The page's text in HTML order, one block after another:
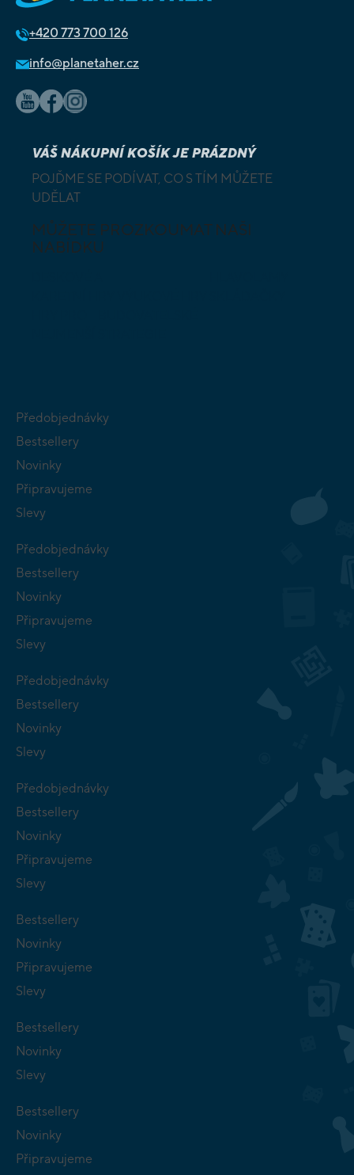
+420 773 700 126
info@planetaher.cz
VÁŠ NÁKUPNÍ KOŠÍK JE PRÁZDNÝ
POJĎME SE PODÍVAT, CO S TÍM MŮŽETE
UDĚLAT
MŮŽETE PROZKOUMAT NAŠI
NABÍDKU
Předobjednávky
Bestsellery
Novinky
Připravujeme
Slevy
Předobjednávky
Bestsellery
Novinky
Připravujeme
Slevy
Předobjednávky
Bestsellery
Novinky
Slevy
Předobjednávky
Bestsellery
Novinky
Připravujeme
Slevy
Bestsellery
Novinky
Připravujeme
Slevy
Bestsellery
Novinky
Slevy
Bestsellery
Novinky
Připravujeme